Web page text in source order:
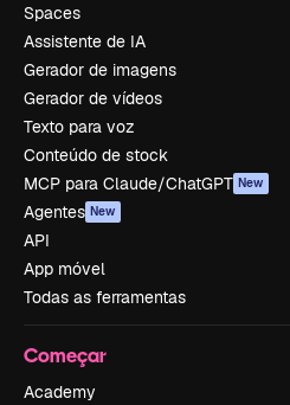
Spaces
Assistente de IA
Gerador de imagens
Gerador de vídeos
Texto para voz
Conteúdo de stock
MCP para Claude/ChatGPT New
Agentes New
API
App móvel
Todas as ferramentas
Começar
Academy